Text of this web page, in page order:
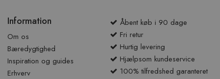
Information
Om os
Bæredygtighed
Inspiration og guides
Erhverv
Åbent køb i 90 dage
Fri retur
Hurtig levering
Hjælpsom kundeservice
100% tilfredshed garanteret